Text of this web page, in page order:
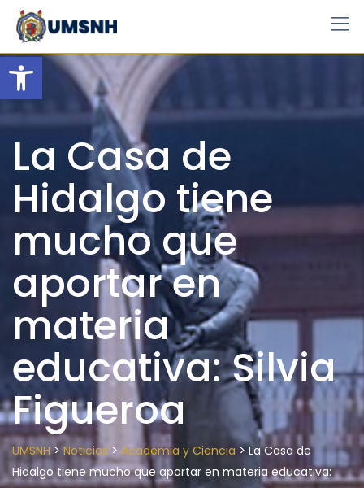
Open toolbar
Skip
content
La Casa de
Hidalgo tiene
mucho que
aportar en
materia
educativa: Silvia
Figueroa
UMSNH> Noticias > Academia y Ciencia >La Casa de
Hidalgo tiene mucho que aportar en materia educativa: